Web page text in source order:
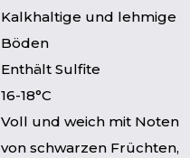
Kalkhaltige und lehmige
Böden
Enthält Sulfite
16-18°C
Voll und weich mit Noten
von schwarzen Früchten,